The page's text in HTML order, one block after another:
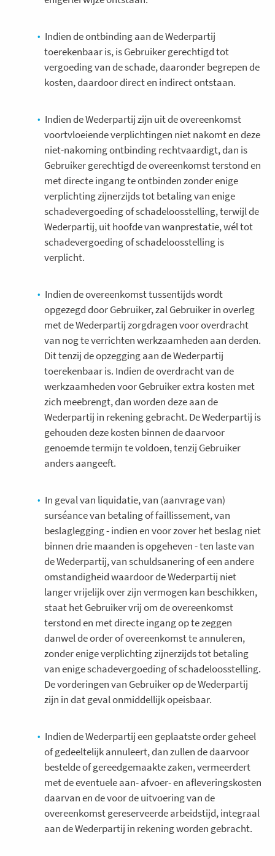
Indien de ontbinding aan de Wederpartij
toerekenbaar is, is Gebruiker gerechtigd tot
vergoeding van de schade, daaronder begrepen de
kosten, daardoor direct en indirect ontstaan.
Indien de Wederpartij zijn uit de overeenkomst
voortvloeiende verplichtingen niet nakomt en deze
niet-nakoming ontbinding rechtvaardigt, dan is
Gebruiker gerechtigd de overeenkomst terstond en
met directe ingang te ontbinden zonder enige
verplichting zijnerzijds tot betaling van enige
schadevergoeding of schadeloosstelling, terwijl de
Wederpartij, uit hoofde van wanprestatie, wél tot
schadevergoeding of schadeloosstelling is
verplicht.
Indien de overeenkomst tussentijds wordt
opgezegd door Gebruiker, zal Gebruiker in overleg
met de Wederpartij zorgdragen voor overdracht
van nog te verrichten werkzaamheden aan derden.
Dit tenzij de opzegging aan de Wederpartij
toerekenbaar is. Indien de overdracht van de
werkzaamheden voor Gebruiker extra kosten met
zich meebrengt, dan worden deze aan de
Wederpartij in rekening gebracht. De Wederpartij is
gehouden deze kosten binnen de daarvoor
genoemde termijn te voldoen, tenzij Gebruiker
anders aangeeft.
In geval van liquidatie, van (aanvrage van)
surséance van betaling of faillissement, van
beslaglegging - indien en voor zover het beslag niet
binnen drie maanden is opgeheven - ten laste van
de Wederpartij, van schuldsanering of een andere
omstandigheid waardoor de Wederpartij niet
langer vrijelijk over zijn vermogen kan beschikken,
staat het Gebruiker vrij om de overeenkomst
terstond en met directe ingang op te zeggen
danwel de order of overeenkomst te annuleren,
zonder enige verplichting zijnerzijds tot betaling
van enige schadevergoeding of schadeloosstelling.
De vorderingen van Gebruiker op de Wederpartij
zijn in dat geval onmiddellijk opeisbaar.
Indien de Wederpartij een geplaatste order geheel
of gedeeltelijk annuleert, dan zullen de daarvoor
bestelde of gereedgemaakte zaken, vermeerdert
met de eventuele aan- afvoer- en afleveringskosten
daarvan en de voor de uitvoering van de
overeenkomst gereserveerde arbeidstijd, integraal
aan de Wederpartij in rekening worden gebracht.